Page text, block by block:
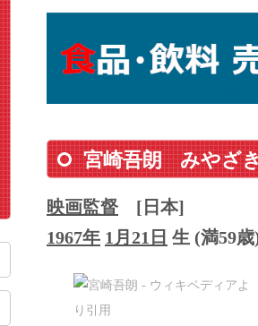
宮崎吾朗 みやざ
映画監督
[日本]
1967年 1月21日 生 (満59歳